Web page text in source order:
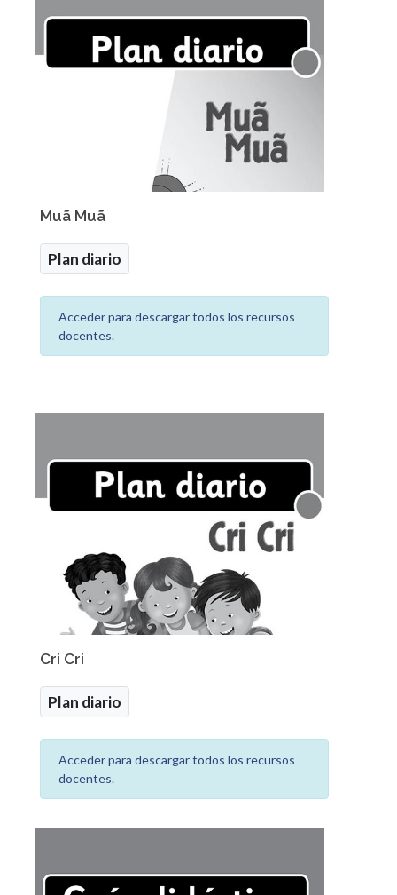
Muã Muã
Plan diario
Acceder para descargar todos los recursos
docentes.
Cri Cri
Plan diario
Acceder para descargar todos los recursos
docentes.